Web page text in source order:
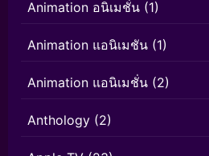
Animation อนิเมชั่น (1)
Animation แอนิเมชัน (1)
Animation แอนิเมชั่น (2)
Anthology (2)